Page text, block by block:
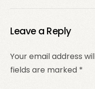
stratégie de
d’une entreprise ?
Leave a Reply
Your email address
fields are marked *